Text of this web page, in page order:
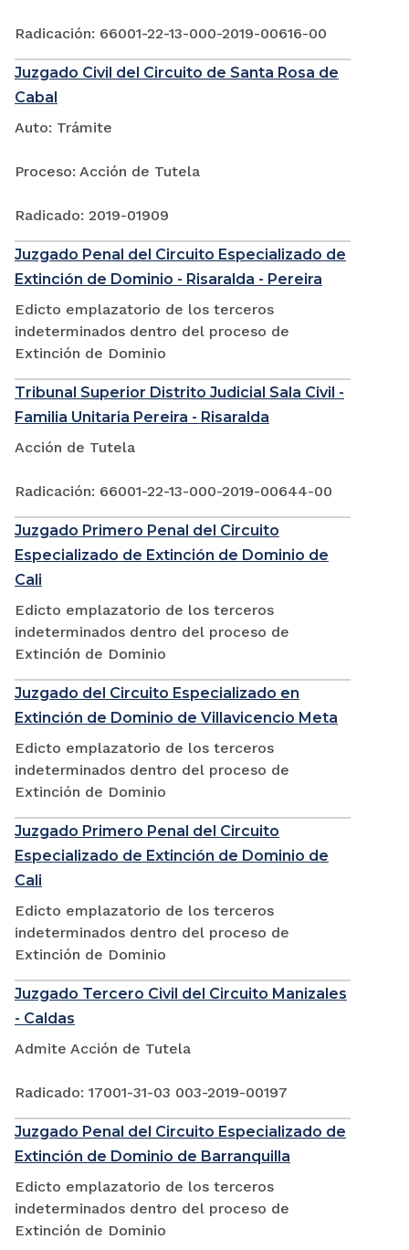
Radicación: 66001-22-13-000-2019-00616-00
Juzgado Civil del Circuito de Santa Rosa de
Cabal
Auto: Trámite
Proceso: Acción de Tutela
Radicado: 2019-01909
Juzgado Penal del Circuito Especializado de
Extinción de Dominio - Risaralda - Pereira
Edicto emplazatorio de los terceros
indeterminados dentro del proceso de
Extinción de Dominio
Tribunal Superior Distrito Judicial Sala Civil -
Familia Unitaria Pereira - Risaralda
Acción de Tutela
Radicación: 66001-22-13-000-2019-00644-00
Juzgado Primero Penal del Circuito
Especializado de Extinción de Dominio de
Cali
Edicto emplazatorio de los terceros
indeterminados dentro del proceso de
Extinción de Dominio
Juzgado del Circuito Especializado en
Extinción de Dominio de Villavicencio Meta
Edicto emplazatorio de los terceros
indeterminados dentro del proceso de
Extinción de Dominio
Juzgado Primero Penal del Circuito
Especializado de Extinción de Dominio de
Cali
Edicto emplazatorio de los terceros
indeterminados dentro del proceso de
Extinción de Dominio
Juzgado Tercero Civil del Circuito Manizales
- Caldas
Admite Acción de Tutela
Radicado: 17001-31-03 003-2019-00197
Juzgado Penal del Circuito Especializado de
Extinción de Dominio de Barranquilla
Edicto emplazatorio de los terceros
indeterminados dentro del proceso de
Extinción de Dominio